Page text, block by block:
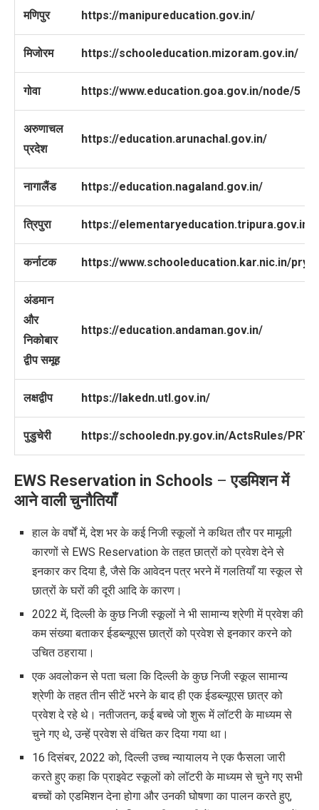
मणिपुर https://manipureducation.gov.in/
मिजोरम https://schooleducation.mizoram.gov.in/
गोवा https://www.education.goa.gov.in/node/5
अरुणाचल
प्रदेश
https://education.arunachal.gov.in/
नागालैंड https://education.nagaland.gov.in/
त्रिपुरा https://elementaryeducation.tripura.gov.in/
कर्नाटक https://www.schooleducation.kar.nic.in/
अंडमान
और
निकोबार
द्वीप समूह
https://education.andaman.gov.in/
लक्षद्वीप https://lakedn.utl.gov.in/
पुडुचेरी https://schooledn.py.gov.in/ActsRules/
EWS Reservation in Schools –एडमिशन में
आने वाली चुनौतियाँ
हाल के वर्षों में,देश भर के कई निजी स्कूलों ने कथित तौर पर मामूली
कारणों से EWS Reservationके तहत छात्रों को प्रवेश देने से
इनकार कर दिया है,जैसे कि आवेदन पत्र भरने में गलतियाँ या स्कूल से
छात्रों के घरों की दूरी आदि के कारण।
2022 में,दिल्ली के कुछ निजी स्कूलों ने भी सामान्य श्रेणी में प्रवेश की
कम संख्या बताकर ईडब्ल्यूएस छात्रों को प्रवेश से इनकार करने को
उचित ठहराया।
एक अवलोकन से पता चला कि दिल्ली के कुछ निजी स्कूल सामान्य
श्रेणी के तहत तीन सीटें भरने के बाद ही एक ईडब्ल्यूएस छात्र को
प्रवेश दे रहे थे। नतीजतन,कई बच्चे जो शुरू में लॉटरी के माध्यम से
चुने गए थे,उन्हें प्रवेश से वंचित कर दिया गया था।
16 दिसंबर, 2022 को,दिल्ली उच्च न्यायालय ने एक फैसला जारी
करते हुए कहा कि प्राइवेट स्कूलों को लॉटरी के माध्यम से चुने गए सभी
बच्चों को एडमिशन देना होगा और उनकी घोषणा का पालन करते हुए,